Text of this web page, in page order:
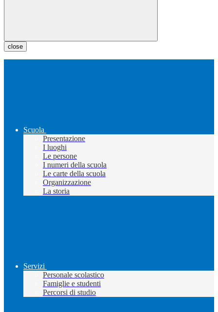
close
Scuola
Presentazione
I luoghi
Le persone
I numeri della scuola
Le carte della scuola
Organizzazione
La storia
Servizi
Personale scolastico
Famiglie e studenti
Percorsi di studio